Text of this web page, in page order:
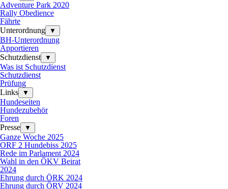
Adventure Park 2020
Rally Obedience
Fährte
Unterordnung
▼
BH-Unterordnung
Apportieren
Schutzdienst
▼
Was ist Schutzdienst
Schutzdienst
Prüfung
Links
▼
Hundeseiten
Hundezubehör
Foren
Presse
▼
Ganze Woche 2025
ORF 2 Hundebiss 2025
Rede im Parlament 2024
Wahl in den ÖKV Beirat
2024
Ehrung durch ÖRK 2024
Ehrung durch ÖRV 2024